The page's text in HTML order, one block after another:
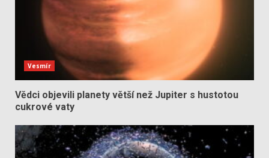
Vesmír
Vědci objevili planety větší než Jupiter s hustotou
cukrové vaty